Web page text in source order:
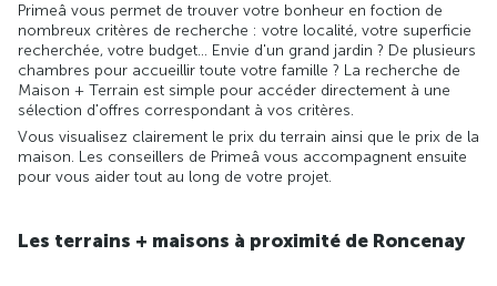
Primeâ vous permet de trouver votre bonheur en foction de
nombreux critères de recherche : votre localité, votre superficie
recherchée, votre budget... Envie d'un grand jardin ? De plusieurs
chambres pour accueillir toute votre famille ? La recherche de
Maison + Terrain est simple pour accéder directement à une
sélection d'offres correspondant à vos critères.
Vous visualisez clairement le prix du terrain ainsi que le prix de la
maison. Les conseillers de Primeâ vous accompagnent ensuite
pour vous aider tout au long de votre projet.
Les terrains + maisons à proximité de Roncenay